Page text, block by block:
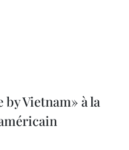
by Vietnam» à la